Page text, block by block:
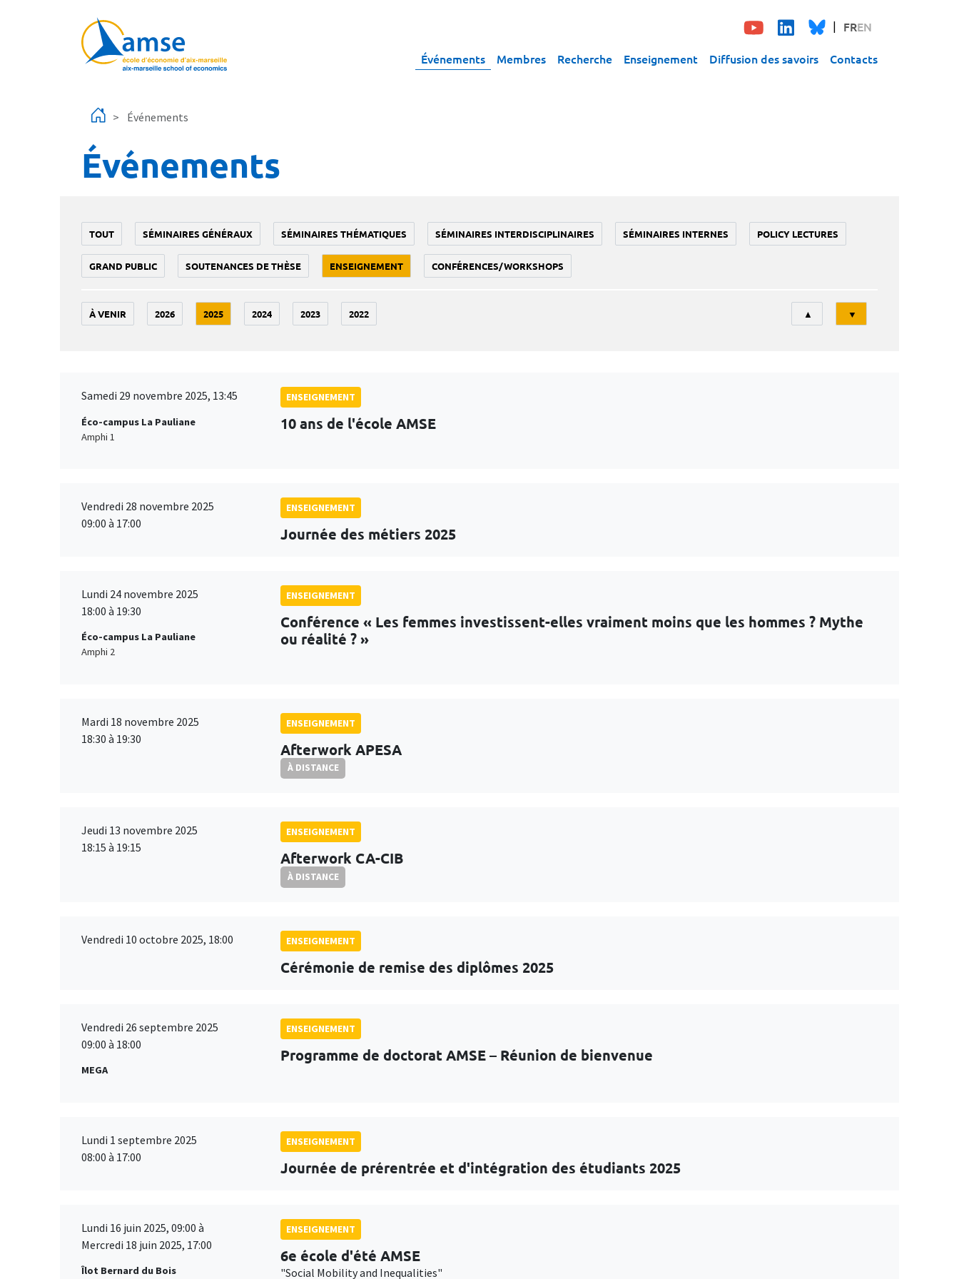
FREN
Événements Membres Recherche Enseignement Diffusion des savoirs Contacts
Événements
Événements
TOUT SÉMINAIRES GÉNÉRAUX SÉMINAIRES THÉMATIQUES SÉMINAIRES INTERDISCIPLINAIRES SÉMINAIRES INTERNES POLICY LECTURES
GRAND PUBLIC SOUTENANCES DE THÈSE ENSEIGNEMENT CONFÉRENCES/WORKSHOPS
À VENIR 2026 2025 2024 2023 2022
Tri
▲ ▼
Samedi 29 novembre 2025, 13:45
Éco-campus La Pauliane
Amphi 1
ENSEIGNEMENT
10 ans de l'école AMSE
Vendredi 28 novembre 2025
09:00 à 17:00
ENSEIGNEMENT
Journée des métiers 2025
Lundi 24 novembre 2025
18:00 à 19:30
Éco-campus La Pauliane
Amphi 2
ENSEIGNEMENT
Conférence « Les femmes investissent-elles vraiment moins que les hommes ? Mythe
ou réalité ? »
Mardi 18 novembre 2025
18:30 à 19:30
ENSEIGNEMENT
Afterwork APESA
À DISTANCE
Jeudi 13 novembre 2025
18:15 à 19:15
ENSEIGNEMENT
Afterwork CA-CIB
À DISTANCE
Vendredi 10 octobre 2025, 18:00 ENSEIGNEMENT
Cérémonie de remise des diplômes 2025
Vendredi 26 septembre 2025
09:00 à 18:00
MEGA
ENSEIGNEMENT
Programme de doctorat AMSE – Réunion de bienvenue
Lundi 1 septembre 2025
08:00 à 17:00
ENSEIGNEMENT
Journée de prérentrée et d'intégration des étudiants 2025
Lundi 16 juin 2025, 09:00 à
Mercredi 18 juin 2025, 17:00
Îlot Bernard du Bois
ENSEIGNEMENT
6e école d'été AMSE
"Social Mobility and Inequalities"